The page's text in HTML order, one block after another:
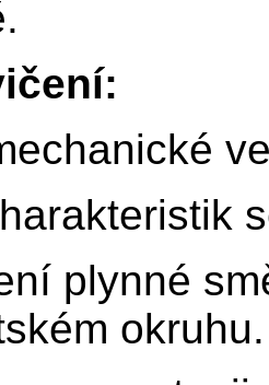
plynné
okruhu.